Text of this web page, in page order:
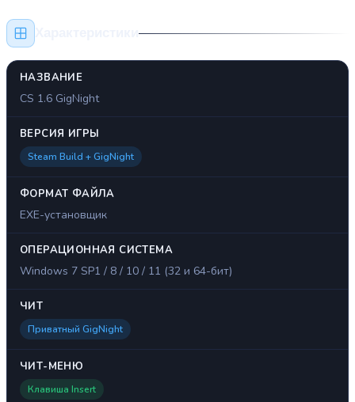
НАЗВАНИЕ
CS 1.6 GigNight
ВЕРСИЯ ИГРЫ
Steam Build + GigNight
ФОРМАТ ФАЙЛА
EXE-установщик
ОПЕРАЦИОННАЯ СИСТЕМА
Windows 7 SP1 / 8 / 10 / 11 (32 и 64-бит)
ЧИТ
Приватный GigNight
ЧИТ-МЕНЮ
Клавиша Insert